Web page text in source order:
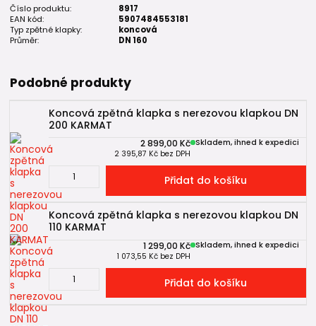
Číslo produktu:
8917
EAN kód:
5907484553181
Typ zpětné klapky:
koncová
Průměr:
DN 160
Podobné produkty
Koncová zpětná klapka s nerezovou klapkou DN
200 KARMAT
2 899,00 Kč
2 395,87 Kč bez DPH
Skladem, ihned k expedici
Přidat do košíku
Koncová zpětná klapka s nerezovou klapkou DN
110 KARMAT
1 299,00 Kč
1 073,55 Kč bez DPH
Skladem, ihned k expedici
Přidat do košíku